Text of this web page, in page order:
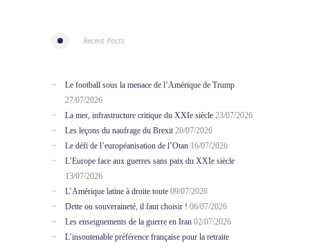
Recent Posts
Le football sous la menace de l’Amérique de Trump
27/07/2026
La mer, infrastructure critique du XXIe siècle 23/07/2026
Les leçons du naufrage du Brexit 20/07/2026
Le défi de l’européanisation de l’Otan 16/07/2026
L’Europe face aux guerres sans paix du XXIe siècle
13/07/2026
L’Amérique latine à droite toute 09/07/2026
Dette ou souveraineté, il faut choisir ! 06/07/2026
Les enseignements de la guerre en Iran 02/07/2026
L’insoutenable préférence française pour la retraite